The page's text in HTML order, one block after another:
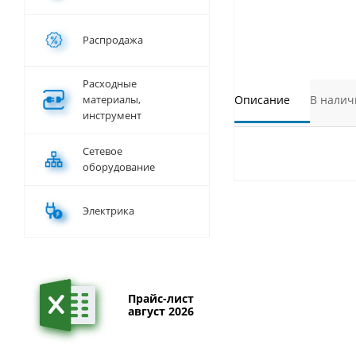
Описание В
Распродажа
Расходные
материалы,
инструмент
Сетевое
оборудование
Электрика
Прайс-лист
август 2026